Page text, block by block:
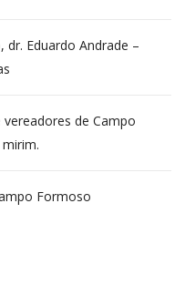
Eduardo Andrade –
de Campo
Formoso